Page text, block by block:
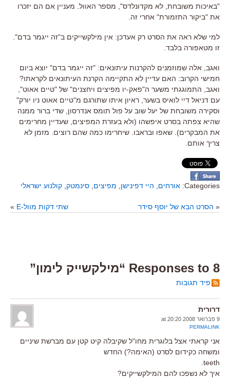
"באיכות משובחת, לא מקדונלדס", מספר האוול. מעניין אם הם יזכרו
את "ביקור התזמורת" אחרי זה.
למי שלא ראה את הסרט רק אעדכן: אין מילקשייקים ב"זה ייגמר בדם".
זו מטאפורה בלבד.
ואגב, אלה שמוזמנים להקרנות עיתונאים: "זה ייגמר בדם" יוצא ביום
חמישי הקרוב: האם עדיין לא התקיימה הקרנת העיתונאים לקראתו?
ואגב, התמוגגתי משער ה"פאק-יו מפיצים ויחצנים" של "טיים אאוט",
עם דניאל דיי לואיס בשער, ראיון איתו שתורגם מ"טיים אאוט ניו יורק"
וסקירה משובחת של יעל שוב על פול תומס אנדרסון, שדי ברור ממנה
שהיא צפתה בסרט איפשהו (ולא בעזרת המפיצים, שעדיין מחרימים
את המבקרים). שאפו ובראבו. שיחרימו כמה שהם רוצים. מזמן לא
צריך אותם.
Categories: אורחים היי דפינישן מפיצים סינמטק קולנוע ישראלי
« הסרט הבא של יוסף סידר שתי דקות מוול-E »
8 Responses to “מילקשייק לימון”
פיד תגובות
דרורית
9 פברואר 2008 at 20:20
PERMALINK
אני קראתי אצל בלוגרית מחו"ל שקיבלה קיט קטן עם מברשת שיניים
ומשחה כקידום לסרט (האימה?) החדש
teeth.
איך לא נשפכו להם המילקשייקים?